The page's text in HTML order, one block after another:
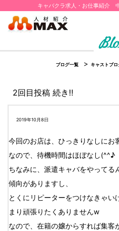
キャバクラ求人・お仕事紹介
ブログ一覧 キャストブ
2回目投稿 続き‼️
2019年10月8日
今回のお店は、ひっきりなしにお
なので、待機時間はほぼなし(^^♪
ちなみに、派遣キャバをやってる
傾向がありますし、
とくにリピーターをつけなきゃい
まり頑張りたくありませんw
なので、在籍の嬢からすれば集客